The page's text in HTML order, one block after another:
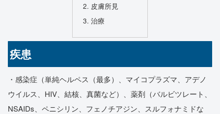
皮膚所見
治療
疾患
・感染症（単純ヘルペス（最多）、マイコプラズマ、アデノ
ウイルス、HIV、結核、真菌など）、薬剤（バルビツレート、
NSAIDs、ペニシリン、フェノチアジン、スルフォナミドな